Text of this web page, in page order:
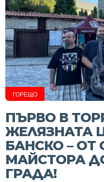
ГОРЕЩО
ПЪРВО В
ЖЕЛЯЗНАТА
БАНСКО – ОТ
МАЙСТОРА
ГРАДА!